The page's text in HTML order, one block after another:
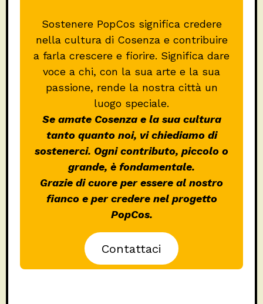
Sostenere PopCos significa credere
nella cultura di Cosenza e contribuire
a farla crescere e fiorire. Significa dare
voce a chi, con la sua arte e la sua
passione, rende la nostra città un
luogo speciale.
Se amate Cosenza e la sua cultura
tanto quanto noi, vi chiediamo di
sostenerci. Ogni contributo, piccolo o
grande, è fondamentale.
Grazie di cuore per essere al nostro
fianco e per credere nel progetto
PopCos.
Contattaci